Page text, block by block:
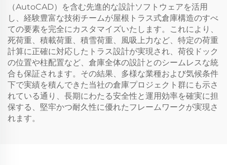
（AutoCAD）を含む先進的な設計ソフトウェアを活用
し、経験豊富な技術チームが屋根トラス式倉庫構造のすべ
ての要素を完全にカスタマイズいたします。これにより、
死荷重、積載荷重、積雪荷重、風吸上力など、特定の荷重
計算に正確に対応したトラス設計が実現され、荷役ドック
の位置や柱配置など、倉庫全体の設計とのシームレスな統
合も保証されます。その結果、多様な業種および気候条件
下で実績を積んできた当社の倉庫プロジェクト群にも示さ
れている通り、長期にわたる安全性と運用効率を確実に担
保する、堅牢かつ耐久性に優れたフレームワークが実現さ
れます。